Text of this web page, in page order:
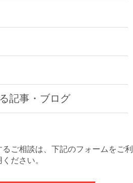
記事・ブログ
ご相談は、下記のフォームをご利
ください。